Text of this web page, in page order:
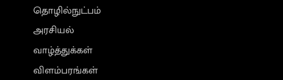
தொழில்நுட்பம்
அரசியல்
வாழ்த்துக்கள்
விளம்பரங்கள்